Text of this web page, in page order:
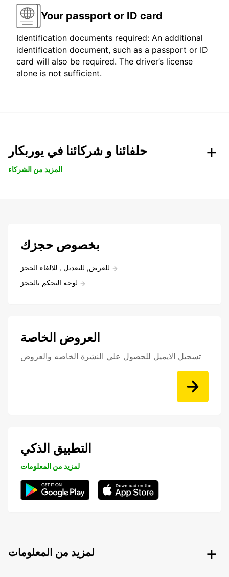
Your passport or ID card
Identification documents required: An additional
identification document, such as a passport or ID
card will also be required. The driver’s license
alone is not sufficient.
حلفائنا و شركائنا في يوربكار
المزيد من الشركاء
بخصوص حجزك
للعرض, للتعديل , للالغاء الحجز
لوحه التحكم بالحجز
العروض الخاصة
تسجيل الايميل للحصول علي النشرة الخاصه والعروض
التطبيق الذكي
لمزيد من المعلومات
لمزيد من المعلومات